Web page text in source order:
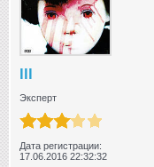
lll
Эксперт
Дата регистрации:
17.06.2016 22:32:32